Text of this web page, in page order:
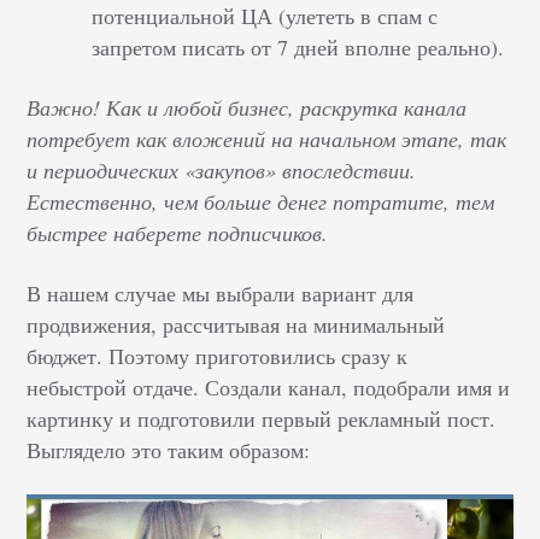
потенциальной ЦА (улететь в спам с
запретом писать от 7 дней вполне реально).
Важно! Как и любой бизнес, раскрутка канала
потребует как вложений на начальном этапе, так
и периодических «закупов» впоследствии.
Естественно, чем больше денег потратите, тем
быстрее наберете подписчиков.
В нашем случае мы выбрали вариант для
продвижения, рассчитывая на минимальный
бюджет. Поэтому приготовились сразу к
небыстрой отдаче. Создали канал, подобрали имя и
картинку и подготовили первый рекламный пост.
Выглядело это таким образом: